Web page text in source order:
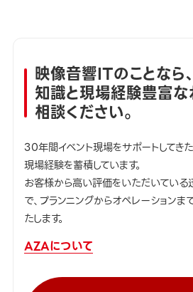
映像音響ITのことなら、
知識と現場経験豊富な
相談ください。
30年間イベント現場をサポートしてき
現場経験を蓄積しています。
お客様から高い評価をいただいてい
で、プランニングからオペレーション
たします。
AZAについて